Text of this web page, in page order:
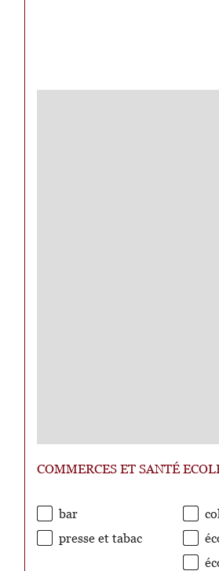
COMMERCES ET SANTÉ
bar
presse et tabac